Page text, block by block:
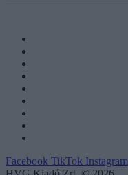
Facebook TikTok Instagram